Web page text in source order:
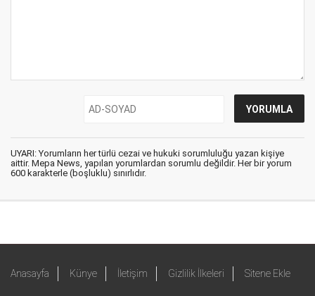
UYARI: Yorumların her türlü cezai ve hukuki sorumluluğu yazan kişiye
aittir. Mepa News, yapılan yorumlardan sorumlu değildir. Her bir yorum
600 karakterle (boşluklu) sınırlıdır.
Anasayfa Künye İletişim Gizlilik İlkeleri Sitene Ekle